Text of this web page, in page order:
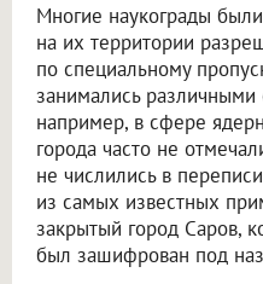
Многие наукограды
на их территории
по специальному
занимались
например, в сфере
города часто не
не числились в
из самых известных
закрытый город Саров,
был зашифрован под